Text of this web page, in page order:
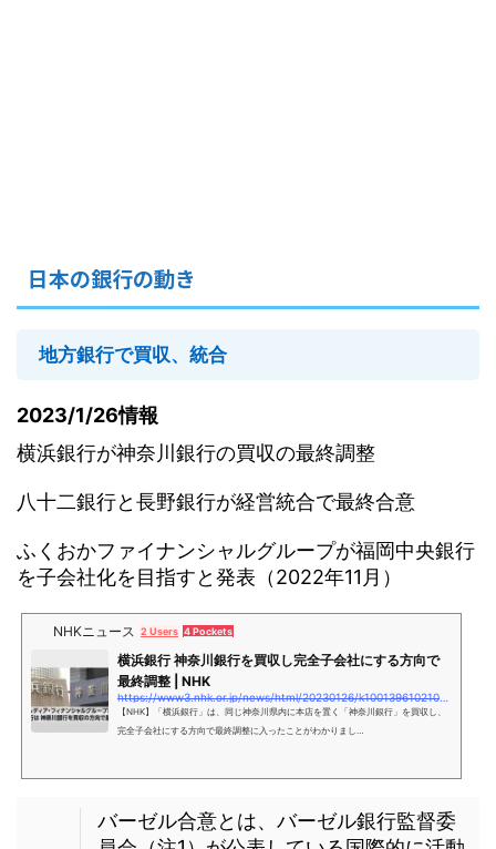
日本の銀行の動き
地方銀行で買収、統合
2023/1/26情報
横浜銀行が神奈川銀行の買収の最終調整
八十二銀行と長野銀行が経営統合で最終合意
ふくおかファイナンシャルグループが福岡中央銀行
を子会社化を目指すと発表（2022年11月）
NHKニュース 2 Users 4 Pockets
横浜銀行 神奈川銀行を買収し完全子会社にする方向で
最終調整 | NHK
【NHK】「横浜銀行」は、同じ神奈川県内に本店を置く「神奈川銀行」を買収し、
完全子会社にする方向で最終調整に入ったことがわかりまし…
バーゼル合意とは、バーゼル銀行監督委